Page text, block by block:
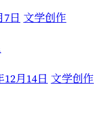
7日 文学创作
12月14日 文学创作